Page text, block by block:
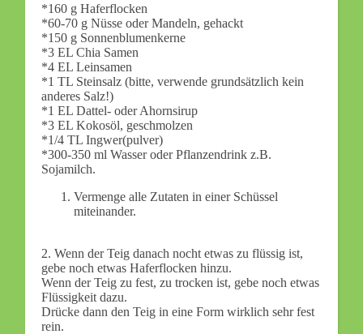
*160 g Haferflocken
*60-70 g Nüsse oder Mandeln, gehackt
*150 g Sonnenblumenkerne
*3 EL Chia Samen
*4 EL Leinsamen
*1 TL Steinsalz (bitte, verwende grundsätzlich kein
anderes Salz!)
*1 EL Dattel- oder Ahornsirup
*3 EL Kokosöl, geschmolzen
*1/4 TL Ingwer(pulver)
*300-350 ml Wasser oder Pflanzendrink z.B.
Sojamilch.
Vermenge alle Zutaten in einer Schüssel
miteinander.
2. Wenn der Teig danach nocht etwas zu flüssig ist,
gebe noch etwas Haferflocken hinzu.
Wenn der Teig zu fest, zu trocken ist, gebe noch etwas
Flüssigkeit dazu.
Drücke dann den Teig in eine Form wirklich sehr fest
rein.